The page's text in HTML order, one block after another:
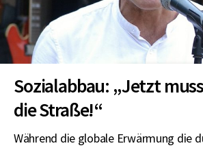
Sozialabbau: „Jetzt
die Straße!“
Während die globale Erwärmung die